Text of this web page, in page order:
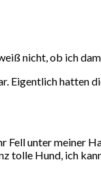
nicht, ob ich
Eigentlich hatten
unter meiner
tolle Hund, ich